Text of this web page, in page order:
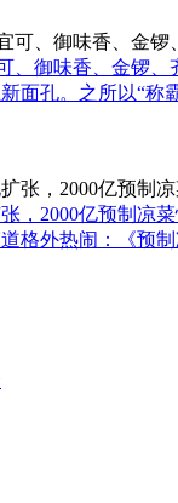
、御味香、金锣
面孔。之所以“称
，2000亿预制凉
格外热闹：《预